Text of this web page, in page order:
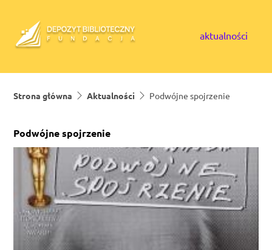
aktualności
Strona główna Aktualności Podwójne spojrzenie
Podwójne spojrzenie